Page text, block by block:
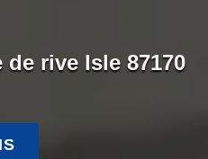
rive Isle 87170